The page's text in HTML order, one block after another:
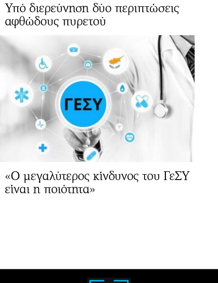
Υπό διερεύνηση δύο περιπτώσεις
αφθώδους πυρετού
«Ο μεγαλύτερος κίνδυνος του ΓεΣΥ
είναι η ποιότητα»